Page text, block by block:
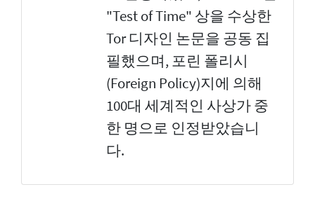
"Test of Time" 상을 수상한
Tor 디자인 논문을 공동 집
필했으며, 포린 폴리시
(Foreign Policy)지에 의해
100대 세계적인 사상가 중
한 명으로 인정받았습니
다.